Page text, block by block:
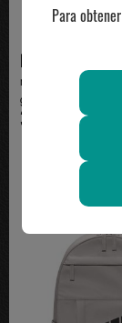
NIKE
mochila nike
gris
37.99€
Para